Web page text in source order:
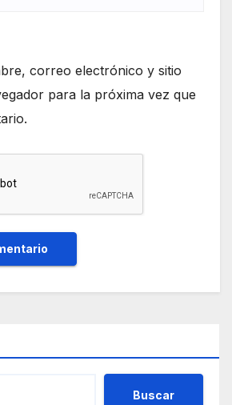
correo electrónico y sitio
para la próxima vez que
Buscar